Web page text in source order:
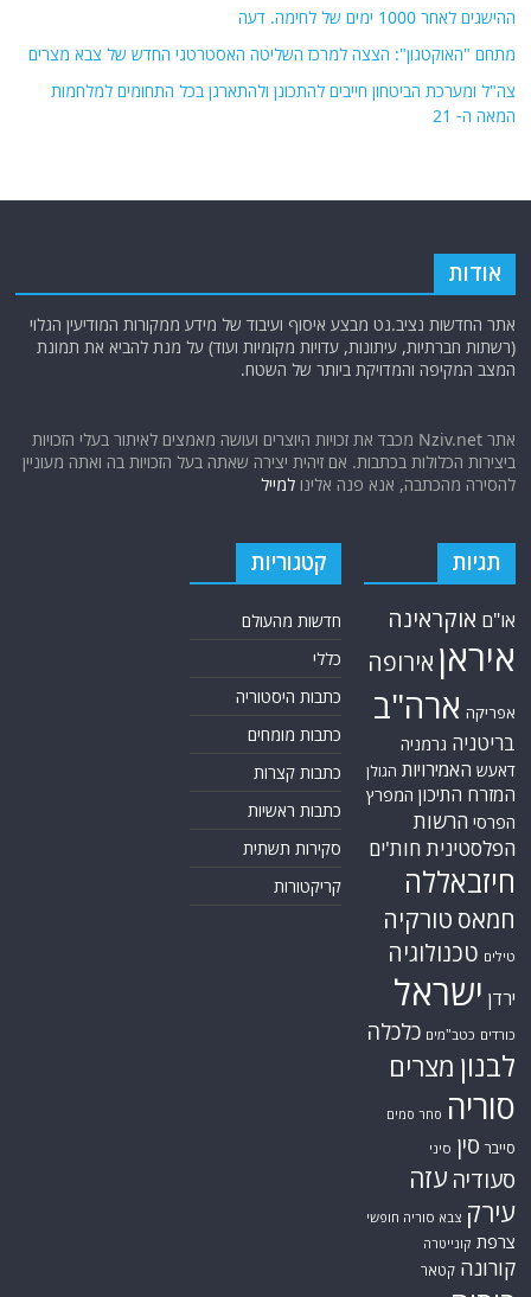
ההישגים לאחר 1000 ימים של לחימה. דעה
מתחם "האוקטגון": הצצה למרכז השליטה האסטרטגי החדש של צבא מצרים
צה"ל ומערכת הביטחון חייבים להתכונן ולהתארגן בכל התחומים למלחמות
המאה ה- 21
אודות
אתר החדשות נציב.נט מבצע איסוף ועיבוד של מידע ממקורות המודיעין הגלוי
(רשתות חברתיות, עיתונות, עדויות מקומיות ועוד) על מנת להביא את תמונת
המצב המקיפה והמדויקת ביותר של השטח.
אתר Nziv.net מכבד את זכויות היוצרים ועושה מאמצים לאיתור בעלי הזכויות
ביצירות הכלולות בכתבות. אם זיהית יצירה שאתה בעל הזכויות בה ואתה מעוניין
להסירה מהכתבה, אנא פנה אלינולמייל
תגיות
או"ם אוקראינה
איראן אירופה
אפריקה ארה"ב
בריטניה גרמניה
דאעש האמירויות הגולן
המזרח התיכון המפרץ
הפרסי הרשות
הפלסטינית חות'ים
חיזבאללה
חמאס טורקיה
טילים טכנולוגיה
ירדן ישראל
כורדים כטב"מים כלכלה
לבנון מצרים
סוריה סחר סמים
סייבר סין סיני
סעודיה עזה
עירק צבא סוריה חופשי
צרפת קונייטרה
קורונה קטאר
קטגוריות
חדשות מהעולם
כללי
כתבות היסטוריה
כתבות מומחים
כתבות קצרות
כתבות ראשיות
סקירות תשתית
קריקטורות